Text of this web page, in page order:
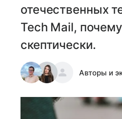
отечественных
Tech Mail,
скептически.
Авторы и